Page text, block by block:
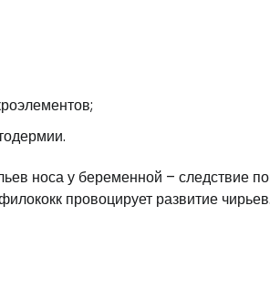
носа у беременной – следствие
провоцирует развитие